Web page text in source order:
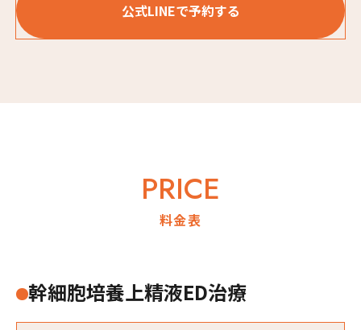
公式LINEで予約する
PRICE
料金表
幹細胞培養上精液ED治療